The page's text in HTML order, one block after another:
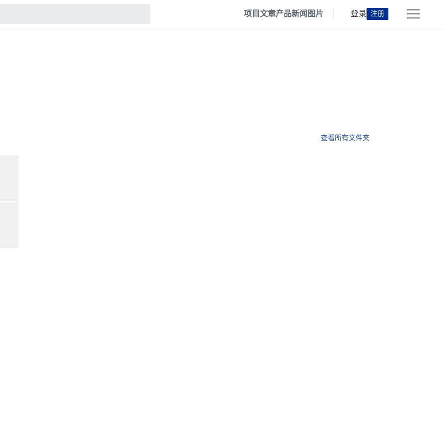
项目文章产品新闻 图片 登录 注册
查看所有文件夹